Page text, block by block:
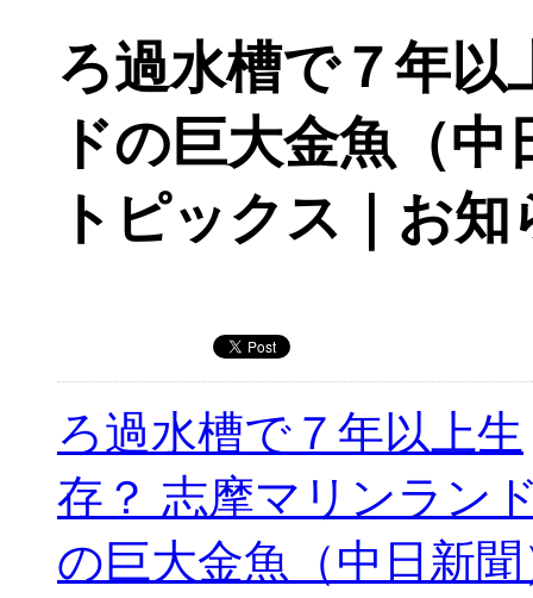
ろ過水槽で７年以
ドの巨大金魚（中
トピックス｜お知
ろ過水槽で７年以上生
存？ 志摩マリンラン
の巨大金魚（中日新聞